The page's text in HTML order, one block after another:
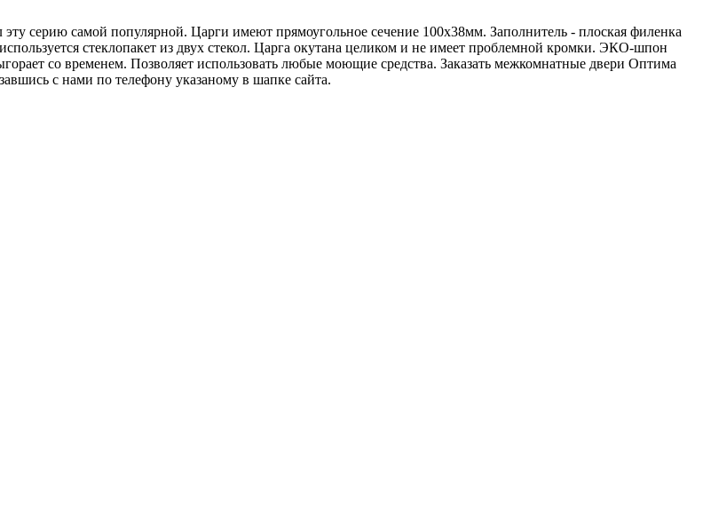
серию самой популярной. Царги имеют прямоугольное сечение 100х38мм. Заполнитель - плоская филенка
стеклопакет из двух стекол. Царга окутана целиком и не имеет проблемной кромки. ЭКО-шпон
со временем. Позволяет использовать любые моющие средства. Заказать межкомнатные двери Оптима
с нами по телефону указаному в шапке сайта.